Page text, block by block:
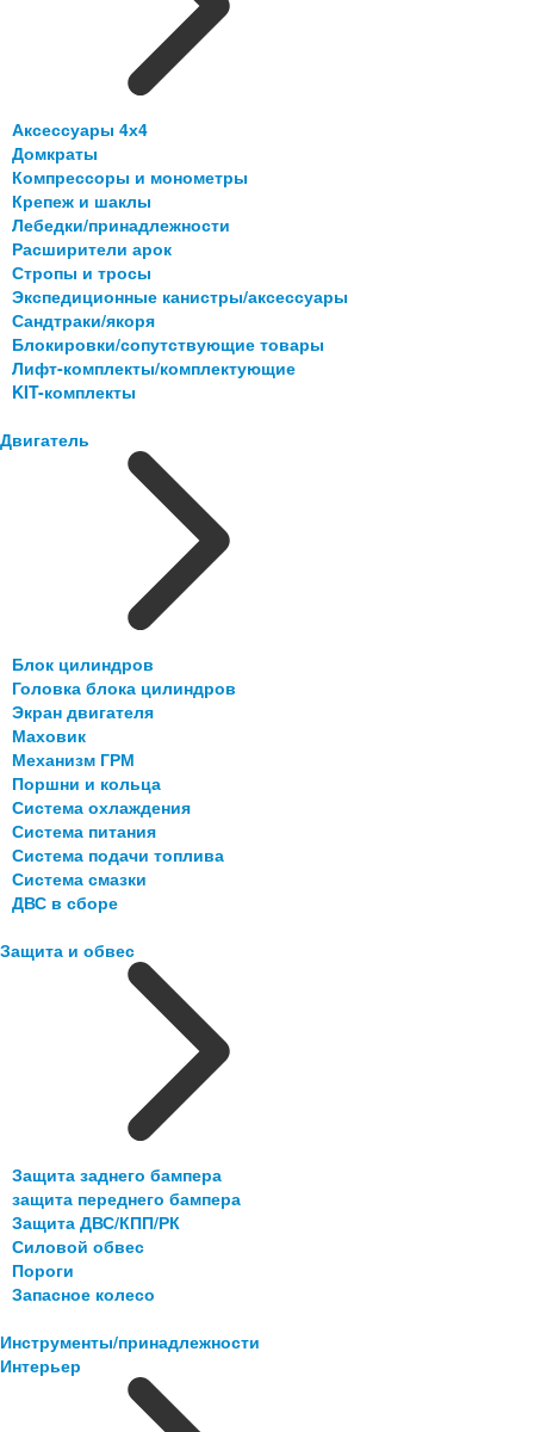
Аксессуары 4х4
Домкраты
Компрессоры и монометры
Крепеж и шаклы
Лебедки/принадлежности
Расширители арок
Стропы и тросы
Экспедиционные канистры/аксессуары
Сандтраки/якоря
Блокировки/сопутствующие товары
Лифт-комплекты/комплектующие
KIT-комплекты
Двигатель
Блок цилиндров
Головка блока цилиндров
Экран двигателя
Маховик
Механизм ГРМ
Поршни и кольца
Система охлаждения
Система питания
Система подачи топлива
Система смазки
ДВС в сборе
Защита и обвес
Защита заднего бампера
защита переднего бампера
Защита ДВС/КПП/РК
Силовой обвес
Пороги
Запасное колесо
Инструменты/принадлежности
Интерьер